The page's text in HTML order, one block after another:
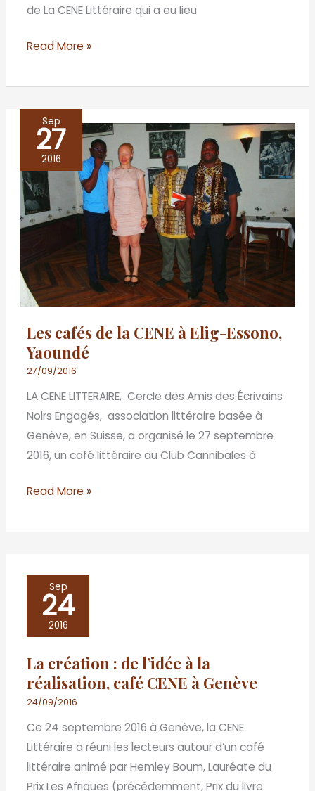
de La CENE Littéraire qui a eu lieu
Read More »
Sep
27
2016
Les cafés de la CENE à Elig-Essono,
Yaoundé
27/09/2016
LA CENE LITTERAIRE, Cercle des Amis des Écrivains
Noirs Engagés, association littéraire basée à
Genève, en Suisse, a organisé le 27 septembre
2016, un café littéraire au Club Cannibales à
Les
cafés
de
la
CENE
Elig-
Essono,
Yaoundé
Read More »
Sep
24
2016
La création : de l’idée à la
réalisation, café CENE à Genève
24/09/2016
Ce 24 septembre 2016 à Genève, la CENE
Littéraire a réuni les lecteurs autour d’un café
littéraire animé par Hemley Boum, Lauréate du
Prix Les Afriques (précédemment, Prix du livre
création
l’idée
à
la
réalisation,
café
CENE
à